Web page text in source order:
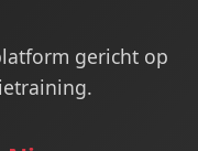
gericht op